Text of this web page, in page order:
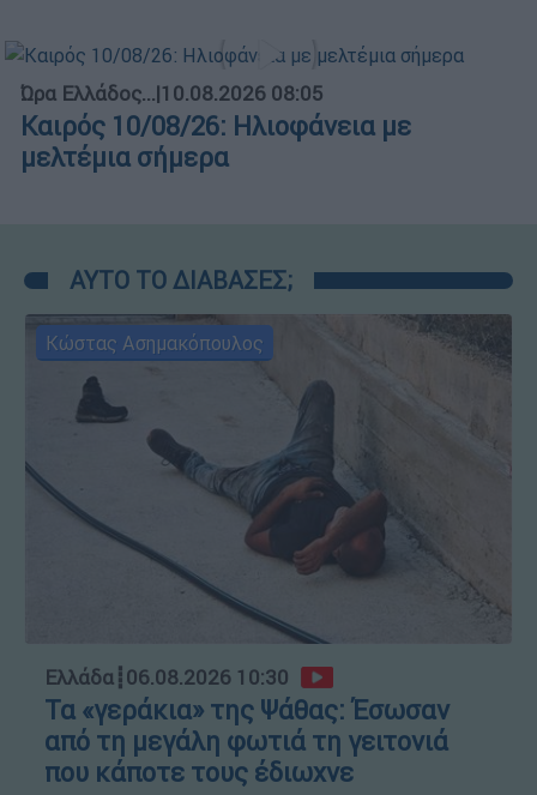
Ώρα Ελλάδος...|10.08.2026 08:05
Καιρός 10/08/26: Ηλιοφάνεια με
μελτέμια σήμερα
ΑΥΤΟ ΤΟ ΔΙΑΒΑΣΕΣ;
Κώστας Ασημακόπουλος
Ελλάδα┋06.08.2026 10:30
Τα «γεράκια» της Ψάθας: Έσωσαν
από τη μεγάλη φωτιά τη γειτονιά
που κάποτε τους έδιωχνε